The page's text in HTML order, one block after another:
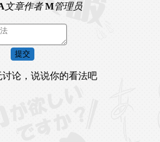
文章作者 M管理员
提交
讨论，说说你的看法吧